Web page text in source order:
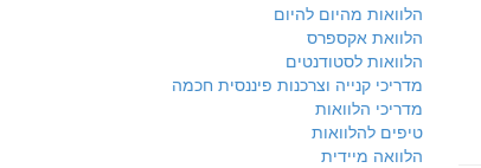
הלוואות מהיום להיום
הלוואת אקספרס
הלוואות לסטודנטים
מדריכי קנייה וצרכנות פיננסית חכמה
מדריכי הלוואות
טיפים להלוואות
הלוואה מיידית